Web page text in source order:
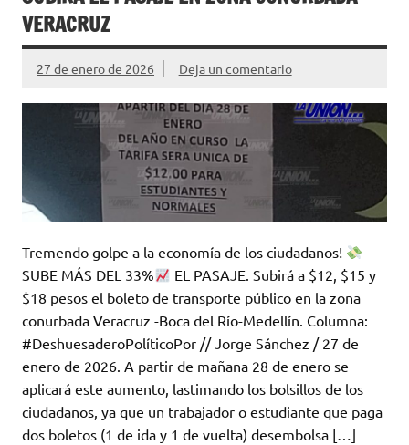
VERACRUZ
27 de enero de 2026 Deja un comentario
Tremendo golpe a la economía de los ciudadanos!
SUBE MÁS DEL 33%
EL PASAJE. Subirá a $12, $15 y
$18 pesos el boleto de transporte público en la zona
conurbada Veracruz -Boca del Río-Medellín. Columna:
#DeshuesaderoPolíticoPor // Jorge Sánchez / 27 de
enero de 2026. A partir de mañana 28 de enero se
aplicará este aumento, lastimando los bolsillos de los
ciudadanos, ya que un trabajador o estudiante que paga
dos boletos (1 de ida y 1 de vuelta) desembolsa […]